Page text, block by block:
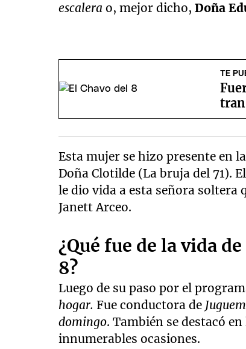
escalera o, mejor dicho,Doña
TE
Esta mujer se hizo presente en
Doña Clotilde (La bruja del 71).
le dio vida a esta señora soltera
Janett Arceo.
¿Qué fue de la vida
8?
Luego de su paso por el
hogar. Fue conductora de
domingo. También se destacó
innumerables ocasiones.